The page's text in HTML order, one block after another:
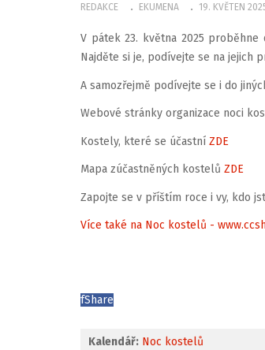
REDAKCE EKUMENA 19. KVĚTEN
V pátek 23. května 2025
Najděte si je, podívejte se na jejich
A samozřejmě podívejte se i do
Webové stránky organizace noci
Kostely, které se účastní ZDE
Mapa zúčastněných kostelů ZDE
Zapojte se v příštím roce i vy, kdo
Více také na Noc kostelů -
fShare
Kalendář: Noc kostelů